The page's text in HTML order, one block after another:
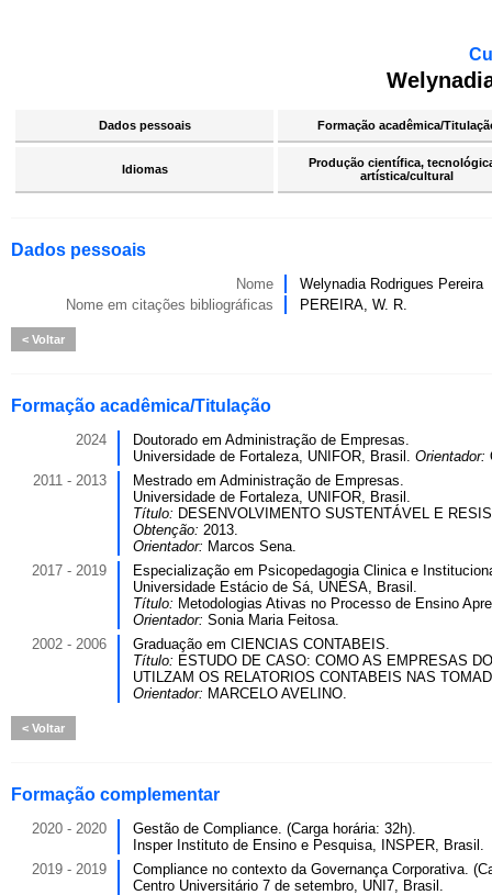
Dados pessoais Formação acadêmica/
Idiomas
Produção científica,
artística/cultural
Dados pessoais
Nome
Welynadia Rodrigues Pereira
Nome em citações bibliográficas
PEREIRA, W. R.
Voltar
Formação acadêmica/Titulação
2024
Doutorado em Administração de Empresas.
Universidade de Fortaleza, UNIFOR, Brasil. Orientador:
2011 - 2013
Mestrado em Administração de Empresas.
Universidade de Fortaleza, UNIFOR, Brasil.
Título: DESENVOLVIMENTO SUSTENTÁVEL E
Obtenção: 2013.
Orientador: Marcos Sena.
2017 - 2019
Especialização em Psicopedagogia Clinica e
Universidade Estácio de Sá, UNESA, Brasil.
Título: Metodologias Ativas no Processo de Ensino
Orientador: Sonia Maria Feitosa.
2002 - 2006
Graduação em CIENCIAS CONTABEIS.
Título: ESTUDO DE CASO: COMO AS EMPRESAS
UTILZAM OS RELATORIOS CONTABEIS NAS
Orientador: MARCELO AVELINO.
Voltar
Formação complementar
2020 - 2020
Gestão de Compliance. (Carga horária: 32h).
Insper Instituto de Ensino e Pesquisa, INSPER, Brasil.
2019 - 2019
Compliance no contexto da Governança Corporativa.
Centro Universitário 7 de setembro, UNI7, Brasil.